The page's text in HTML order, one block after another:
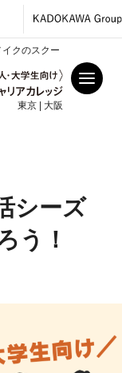
クのスクー
東京 | 大阪
シーズ
う！